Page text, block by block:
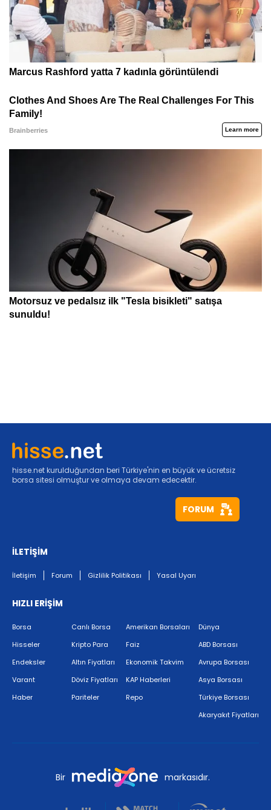
hisse.net kurulduğundan beri Türkiye'nin en büyük ve ücretsiz
borsa sitesi olmuştur ve olmaya devam edecektir.
FORUM
İLETİŞİM
İletişim Forum Gizlilik Politikası Yasal Uyarı
HIZLI ERİŞİM
Borsa
Hisseler
Endeksler
Varant
Haber
Canlı Borsa
Kripto Para
Altın Fiyatları
Döviz Fiyatları
Pariteler
Amerikan Borsaları
Faiz
Ekonomik Takvim
KAP Haberleri
Repo
Dünya
ABD Borsası
Avrupa Borsası
Asya Borsası
Türkiye Borsası
Akaryakıt Fiyatları
Bir markasıdır.